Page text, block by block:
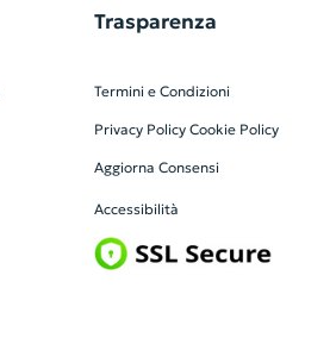
Trasparenza
Termini e Condizioni
Privacy Policy Cookie Policy
Aggiorna Consensi
Accessibilità